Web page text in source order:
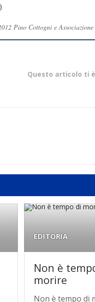
Pino Cottogni e Associazione
Questo articolo ti
EDITORIA
Non è
morire
Non è tempo di